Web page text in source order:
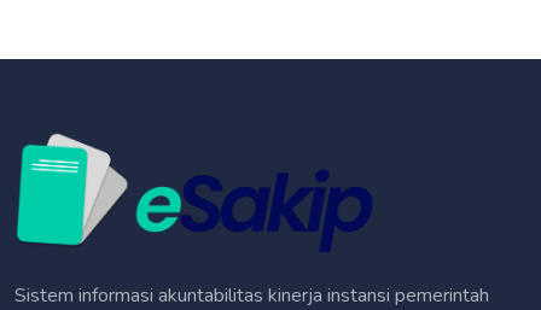
Sistem informasi akuntabilitas kinerja instansi pemerintah